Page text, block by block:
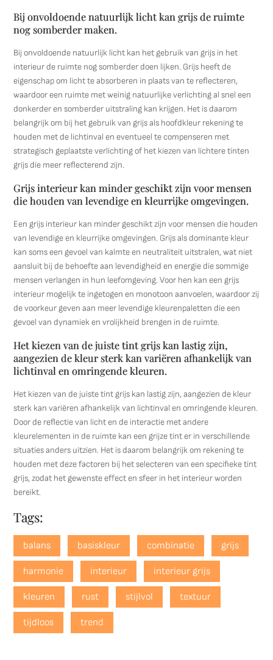
Bij onvoldoende natuurlijk licht kan grijs de ruimte
nog somberder maken.
Bij onvoldoende natuurlijk licht kan het gebruik van grijs in het
interieur de ruimte nog somberder doen lijken. Grijs heeft de
eigenschap om licht te absorberen in plaats van te reflecteren,
waardoor een ruimte met weinig natuurlijke verlichting al snel een
donkerder en somberder uitstraling kan krijgen. Het is daarom
belangrijk om bij het gebruik van grijs als hoofdkleur rekening te
houden met de lichtinval en eventueel te compenseren met
strategisch geplaatste verlichting of het kiezen van lichtere tinten
grijs die meer reflecterend zijn.
Grijs interieur kan minder geschikt zijn voor mensen
die houden van levendige en kleurrijke omgevingen.
Een grijs interieur kan minder geschikt zijn voor mensen die houden
van levendige en kleurrijke omgevingen. Grijs als dominante kleur
kan soms een gevoel van kalmte en neutraliteit uitstralen, wat niet
aansluit bij de behoefte aan levendigheid en energie die sommige
mensen verlangen in hun leefomgeving. Voor hen kan een grijs
interieur mogelijk te ingetogen en monotoon aanvoelen, waardoor zij
de voorkeur geven aan meer levendige kleurenpaletten die een
gevoel van dynamiek en vrolijkheid brengen in de ruimte.
Het kiezen van de juiste tint grijs kan lastig zijn,
aangezien de kleur sterk kan variëren afhankelijk van
lichtinval en omringende kleuren.
Het kiezen van de juiste tint grijs kan lastig zijn, aangezien de kleur
sterk kan variëren afhankelijk van lichtinval en omringende kleuren.
Door de reflectie van licht en de interactie met andere
kleurelementen in de ruimte kan een grijze tint er in verschillende
situaties anders uitzien. Het is daarom belangrijk om rekening te
houden met deze factoren bij het selecteren van een specifieke tint
grijs, zodat het gewenste effect en sfeer in het interieur worden
bereikt.
Tags:
balans basiskleur combinatie grijs
harmonie interieur interieur grijs
kleuren rust stijlvol textuur
tijdloos trend